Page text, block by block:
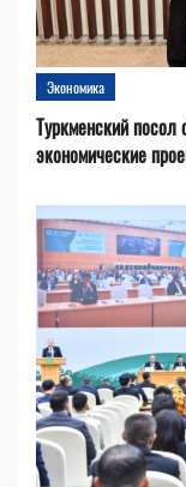
Экономика
Туркменский посол
экономические